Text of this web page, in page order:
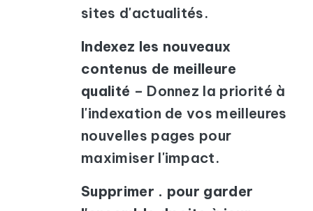
sites d'actualités.
Indexez les nouveaux
contenus de meilleure
qualité – Donnez la priorité à
l'indexation de vos meilleures
nouvelles pages pour
maximiser l'impact.
Supprimer . pour garder